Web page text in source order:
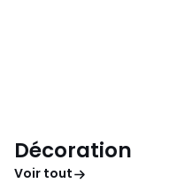
Décoration
Voir tout